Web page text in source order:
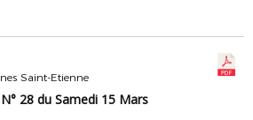
Saint-Etienne
28 du Samedi 15 Mars